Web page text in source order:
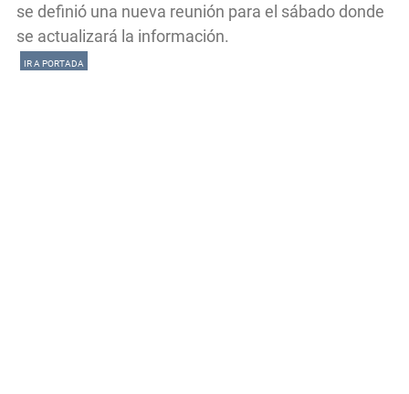
se definió una nueva reunión para el sábado donde
se actualizará la información.
IR A PORTADA